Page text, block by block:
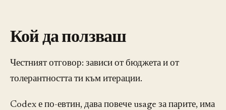
Кой да ползваш
Честният отговор: зависи от бюджета и от
толерантността ти към итерации.
Codex е по-евтин, дава повече usage за парите, има